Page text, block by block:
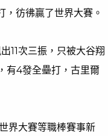
彷彿贏了世界大賽。
11次三振，只被大谷翔
有4發全壘打，古里爾
界大賽等職棒賽事新